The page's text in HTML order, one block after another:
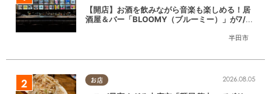
半田市
【開店】お酒を飲みながら音楽も楽しめる！居
酒屋＆バー「BLOOMY（ブルーミー）」が7/3
お店 2026.08.05